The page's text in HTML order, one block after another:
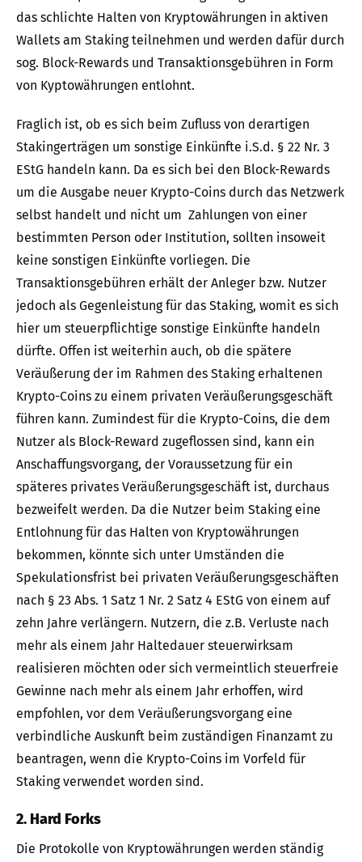
das schlichte Halten von Kryptowährungen in aktiven
Wallets am Staking teilnehmen und werden dafür durch
sog. Block-Rewards und Transaktionsgebühren in Form
von Kyptowährungen entlohnt.
Fraglich ist, ob es sich beim Zufluss von derartigen
Stakingerträgen um sonstige Einkünfte i.S.d. § 22 Nr. 3
EStG handeln kann. Da es sich bei den Block-Rewards
um die Ausgabe neuer Krypto-Coins durch das Netzwerk
selbst handelt und nicht um Zahlungen von einer
bestimmten Person oder Institution, sollten insoweit
keine sonstigen Einkünfte vorliegen. Die
Transaktionsgebühren erhält der Anleger bzw. Nutzer
jedoch als Gegenleistung für das Staking, womit es sich
hier um steuerpflichtige sonstige Einkünfte handeln
dürfte. Offen ist weiterhin auch, ob die spätere
Veräußerung der im Rahmen des Staking erhaltenen
Krypto-Coins zu einem privaten Veräußerungsgeschäft
führen kann. Zumindest für die Krypto-Coins, die dem
Nutzer als Block-Reward zugeflossen sind, kann ein
Anschaffungsvorgang, der Voraussetzung für ein
späteres privates Veräußerungsgeschäft ist, durchaus
bezweifelt werden. Da die Nutzer beim Staking eine
Entlohnung für das Halten von Kryptowährungen
bekommen, könnte sich unter Umständen die
Spekulationsfrist bei privaten Veräußerungsgeschäften
nach § 23 Abs. 1 Satz 1 Nr. 2 Satz 4 EStG von einem auf
zehn Jahre verlängern. Nutzern, die z.B. Verluste nach
mehr als einem Jahr Haltedauer steuerwirksam
realisieren möchten oder sich vermeintlich steuerfreie
Gewinne nach mehr als einem Jahr erhoffen, wird
empfohlen, vor dem Veräußerungsvorgang eine
verbindliche Auskunft beim zuständigen Finanzamt zu
beantragen, wenn die Krypto-Coins im Vorfeld für
Staking verwendet worden sind.
2. Hard Forks
Die Protokolle von Kryptowährungen werden ständig